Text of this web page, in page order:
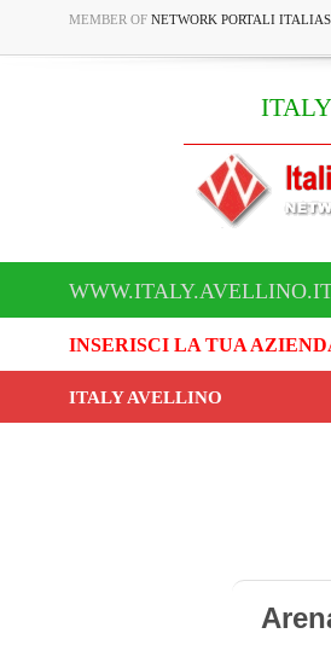
MEMBER OF NETWORK PORTALI
INSERISCI LA TUA
ITALY AVELLINO